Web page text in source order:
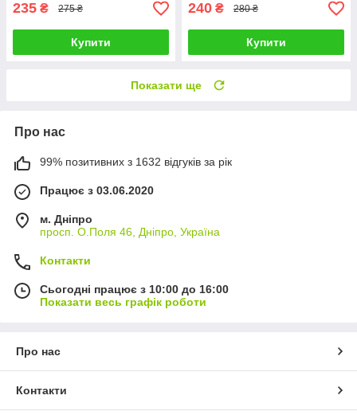
235 ₴ 275 ₴
Купити
240 ₴ 280 ₴
Купити
Показати ще
Про нас
99% позитивних з 1632 відгуків за рік
Працює з 03.06.2020
м. Дніпро
просп. О.Поля 46, Дніпро, Україна
Контакти
Сьогодні працює з 10:00 до 16:00
Показати весь графік роботи
Про нас
Контакти